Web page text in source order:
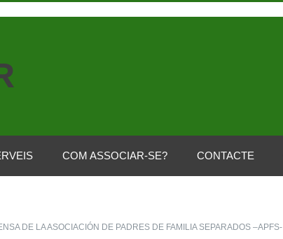
COM ASSOCIAR-SE? CONTACTE
DE LA ASOCIACIÓN DE PADRES DE FAMILIA SEPARADOS –APFS-